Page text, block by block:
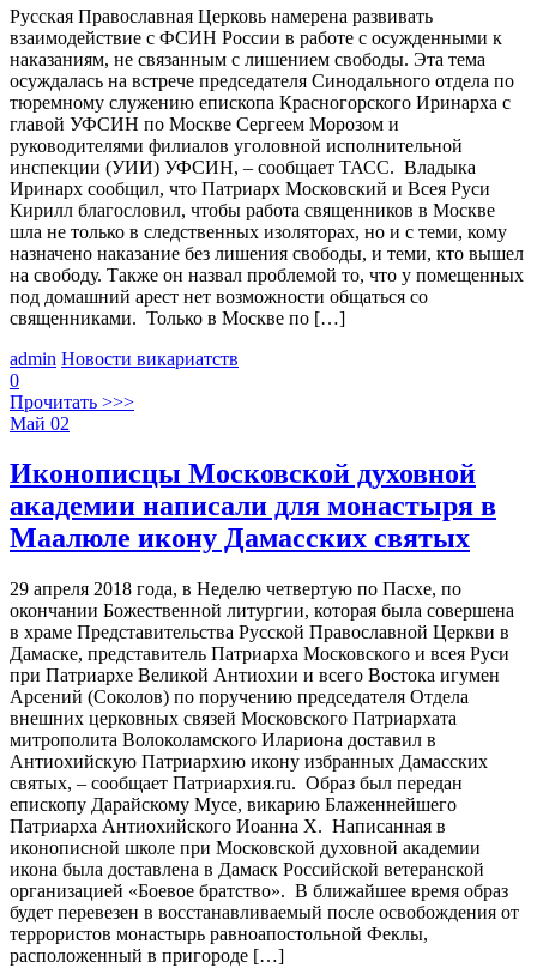
Русская Православная Церковь намерена развивать
взаимодействие с ФСИН России в работе с осужденными к
наказаниям, не связанным с лишением свободы. Эта тема
осуждалась на встрече председателя Синодального отдела по
тюремному служению епископа Красногорского Иринарха с
главой УФСИН по Москве Сергеем Морозом и
руководителями филиалов уголовной исполнительной
инспекции (УИИ) УФСИН, – сообщает ТАСС. Владыка
Иринарх сообщил, что Патриарх Московский и Всея Руси
Кирилл благословил, чтобы работа священников в Москве
шла не только в следственных изоляторах, но и с теми, кому
назначено наказание без лишения свободы, и теми, кто вышел
на свободу. Также он назвал проблемой то, что у помещенных
под домашний арест нет возможности общаться со
священниками. Только в Москве по […]
admin Новости викариатств
0
Прочитать >>>
Май 02
Иконописцы Московской духовной
академии написали для монастыря в
Маалюле икону Дамасских святых
29 апреля 2018 года, в Неделю четвертую по Пасхе, по
окончании Божественной литургии, которая была совершена
в храме Представительства Русской Православной Церкви в
Дамаске, представитель Патриарха Московского и всея Руси
при Патриархе Великой Антиохии и всего Востока игумен
Арсений (Соколов) по поручению председателя Отдела
внешних церковных связей Московского Патриархата
митрополита Волоколамского Илариона доставил в
Антиохийскую Патриархию икону избранных Дамасских
святых, – сообщает Патриархия.ru. Образ был передан
епископу Дарайскому Мусе, викарию Блаженнейшего
Патриарха Антиохийского Иоанна X. Написанная в
иконописной школе при Московской духовной академии
икона была доставлена в Дамаск Российской ветеранской
организацией «Боевое братство». В ближайшее время образ
будет перевезен в восстанавливаемый после освобождения от
террористов монастырь равноапостольной Феклы,
расположенный в пригороде […]